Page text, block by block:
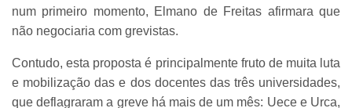
num primeiro momento, Elmano de Freitas afirmara que
não negociaria com grevistas.
Contudo, esta proposta é principalmente fruto de muita luta
e mobilização das e dos docentes das três universidades,
que deflagraram a greve há mais de um mês: Uece e Urca,